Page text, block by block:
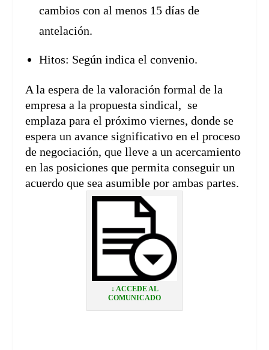
cambios con al menos 15 días de
antelación.
Hitos: Según indica el convenio.
A la espera de la valoración formal de la
empresa a la propuesta sindical, se
emplaza para el próximo viernes, donde se
espera un avance significativo en el proceso
de negociación, que lleve a un acercamiento
en las posiciones que permita conseguir un
acuerdo que sea asumible por ambas partes.
↓ ACCEDE AL
COMUNICADO